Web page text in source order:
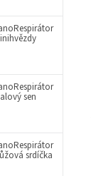
sen
srdíčka